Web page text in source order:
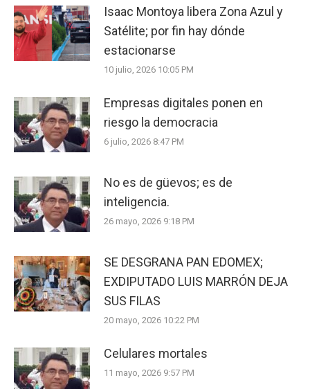
Isaac Montoya libera Zona Azul y
Satélite; por fin hay dónde
estacionarse
10 julio, 2026 10:05 PM
Empresas digitales ponen en
riesgo la democracia
6 julio, 2026 8:47 PM
No es de güevos; es de
inteligencia.
26 mayo, 2026 9:18 PM
SE DESGRANA PAN EDOMEX;
EXDIPUTADO LUIS MARRÓN DEJA
SUS FILAS
20 mayo, 2026 10:22 PM
Celulares mortales
11 mayo, 2026 9:57 PM